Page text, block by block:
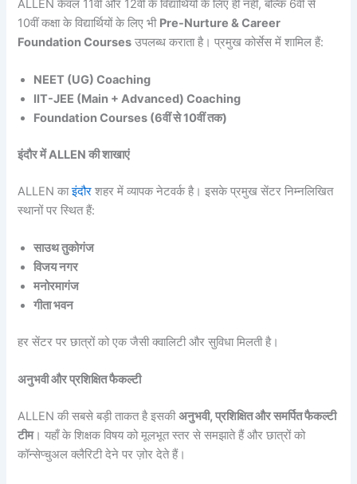
ALLEN केवल 11वीं और 12वीं के विद्यार्थियों के लिए ही नहीं, बल्कि 6वीं से
10वीं कक्षा के विद्यार्थियों के लिए भी Pre-Nurture & Career
Foundation Courses उपलब्ध कराता है। प्रमुख कोर्सेस में शामिल हैं:
NEET (UG) Coaching
IIT-JEE (Main + Advanced) Coaching
Foundation Courses (6वीं से 10वीं तक)
इंदौर में ALLEN की शाखाएं
ALLEN काइंदौर शहर में व्यापक नेटवर्क है। इसके प्रमुख सेंटर निम्नलिखित
स्थानों पर स्थित हैं:
साउथ तुकोगंज
विजय नगर
मनोरमागंज
गीता भवन
हर सेंटर पर छात्रों को एक जैसी क्वालिटी और सुविधा मिलती है।
अनुभवी और प्रशिक्षित फैकल्टी
ALLEN की सबसे बड़ी ताकत है इसकीअनुभवी, प्रशिक्षित और समर्पित फैकल्टी
टीम। यहाँ के शिक्षक विषय को मूलभूत स्तर से समझाते हैं और छात्रों को
कॉन्सेप्चुअल क्लैरिटी देने पर ज़ोर देते हैं।